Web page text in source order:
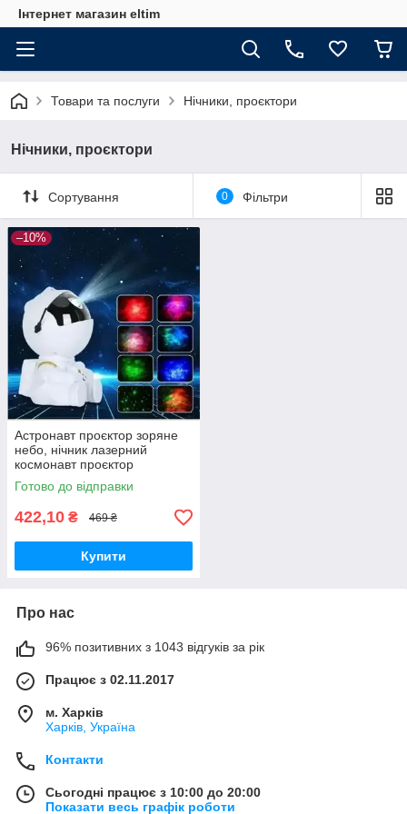
Інтернет магазин eltim
Товари та послуги Нічники, проєктори
Нічники, проєктори
Сортування 0 Фільтри
–10%
Астронавт проєктор зоряне
небо, нічник лазерний
космонавт проєктор
галактика Маленький lkp
Готово до відправки
422,10 ₴ 469 ₴
Купити
Про нас
96% позитивних з 1043 відгуків за рік
Працює з 02.11.2017
м. Харків
Харків, Україна
Контакти
Сьогодні працює з 10:00 до 20:00
Показати весь графік роботи